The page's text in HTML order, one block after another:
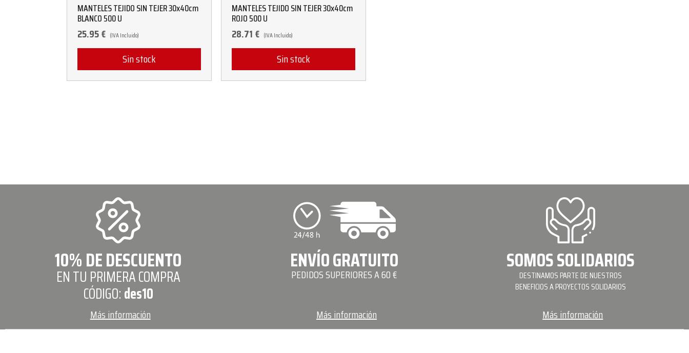
MANTELES TEJIDO SIN TEJER 30x40cm
BLANCO 500 U
25.95€ (IVA Incluido)
Sin stock
MANTELES TEJIDO SIN TEJER 30x40cm
ROJO 500 U
28.71€ (IVA Incluido)
Sin stock
10% DE DESCUENTO
EN TU PRIMERA COMPRA
CÓDIGO:des10
Más información
ENVÍO GRATUITO
PEDIDOS SUPERIORES A 60 €
Más información
SOMOS SOLIDARIOS
DESTINAMOS PARTE DE NUESTROS
BENEFICIOS A PROYECTOS SOLIDARIOS
Más información